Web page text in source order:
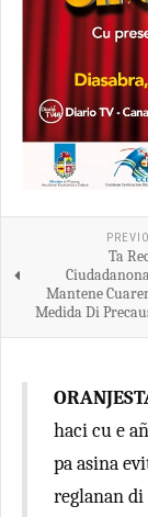
Ta
Mantene
Medida Di
haci cu e
pa asina
reglanan